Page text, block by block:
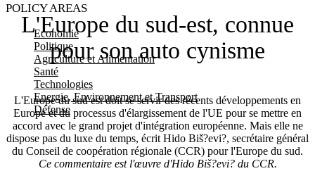
POLICY AREAS
Economie
Politique
Agriculture et Alimentation
Santé
Technologies
Energie, Environnement et Transport
Défense
L'Europe du sud-est, connue
pour son auto cynisme
L'Europe du sud est doit se servir des récents développements en
Europe et du processus d'élargissement de l'UE pour se mettre en
accord avec le grand projet d'intégration européenne. Mais elle ne
dispose pas du luxe du temps, écrit Hido Biš?evi?, secrétaire général
du Conseil de coopération régionale (CCR) pour l'Europe du sud.
Ce commentaire est l'œuvre d'Hido Biš?evi? du CCR.